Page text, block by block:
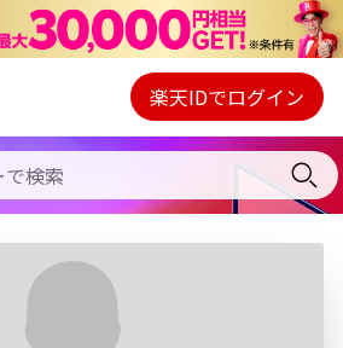
Webプレイヤー
ご契約内容の確認・変更
楽天IDでログイン